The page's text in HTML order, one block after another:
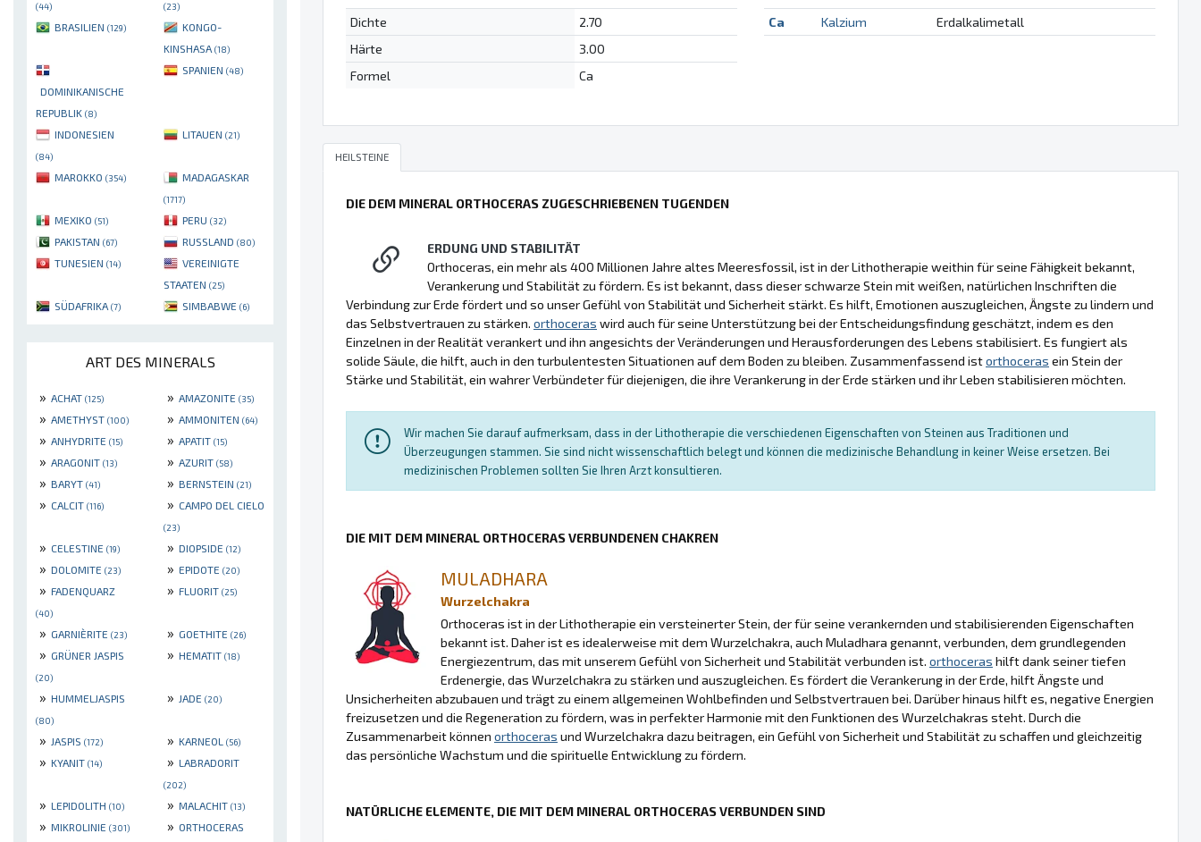
(44) (23)
BRASILIEN (129)
KONGO-
KINSHASA (18)
DOMINIKANISCHE
REPUBLIK (8)
SPANIEN (48)
INDONESIEN
(84)
LITAUEN (21)
MAROKKO (354) MADAGASKAR
(1717)
MEXIKO (51) PERU (32)
PAKISTAN (67) RUSSLAND (80)
TUNESIEN (14)
VEREINIGTE
STAATEN (25)
SÜDAFRIKA (7) SIMBABWE (6)
ART DES MINERALS
» ACHAT (125) » AMAZONITE (35)
» AMETHYST (100) » AMMONITEN (64)
» ANHYDRITE (15) » APATIT (15)
» ARAGONIT (13) » AZURIT (58)
» BARYT (41) » BERNSTEIN (21)
» CALCIT (116) » CAMPO DEL CIELO
(23)
» CELESTINE (19) » DIOPSIDE (12)
» DOLOMITE (23) » EPIDOTE (20)
» FADENQUARZ
(40)
» FLUORIT (25)
» GARNIÈRITE (23) » GOETHITE (26)
» GRÜNER JASPIS
(20)
» HEMATIT (18)
» HUMMELJASPIS
(80)
» JADE (20)
» JASPIS (172) » KARNEOL (56)
» KYANIT (14) » LABRADORIT
(202)
» LEPIDOLITH (10) » MALACHIT (13)
» MIKROLINIE (301) » ORTHOCERAS
Dichte
2.70
Härte
3.00
Formel
Ca
Ca Kalzium Erdalkalimetall
HEILSTEINE
DIE DEM MINERAL ORTHOCERAS ZUGESCHRIEBENEN TUGENDEN
ERDUNG UND STABILITÄT
Orthoceras, ein mehr als 400 Millionen Jahre altes Meeresfossil, ist in der Lithotherapie weithin für seine Fähigkeit bekannt,
Verankerung und Stabilität zu fördern. Es ist bekannt, dass dieser schwarze Stein mit weißen, natürlichen Inschriften die
Verbindung zur Erde fördert und so unser Gefühl von Stabilität und Sicherheit stärkt. Es hilft, Emotionen auszugleichen, Ängste zu lindern und
das Selbstvertrauen zu stärken. orthoceras wird auch für seine Unterstützung bei der Entscheidungsfindung geschätzt, indem es den
Einzelnen in der Realität verankert und ihn angesichts der Veränderungen und Herausforderungen des Lebens stabilisiert. Es fungiert als
solide Säule, die hilft, auch in den turbulentesten Situationen auf dem Boden zu bleiben. Zusammenfassend istorthoceras ein Stein der
Stärke und Stabilität, ein wahrer Verbündeter für diejenigen, die ihre Verankerung in der Erde stärken und ihr Leben stabilisieren möchten.
Wir machen Sie darauf aufmerksam, dass in der Lithotherapie die verschiedenen Eigenschaften von Steinen aus Traditionen und
Überzeugungen stammen. Sie sind nicht wissenschaftlich belegt und können die medizinische Behandlung in keiner Weise ersetzen. Bei
medizinischen Problemen sollten Sie Ihren Arzt konsultieren.
DIE MIT DEM MINERAL ORTHOCERAS VERBUNDENEN CHAKREN
MULADHARA
Wurzelchakra
Orthoceras ist in der Lithotherapie ein versteinerter Stein, der für seine verankernden und stabilisierenden Eigenschaften
bekannt ist. Daher ist es idealerweise mit dem Wurzelchakra, auch Muladhara genannt, verbunden, dem grundlegenden
Energiezentrum, das mit unserem Gefühl von Sicherheit und Stabilität verbunden ist. orthoceras hilft dank seiner tiefen
Erdenergie, das Wurzelchakra zu stärken und auszugleichen. Es fördert die Verankerung in der Erde, hilft Ängste und
Unsicherheiten abzubauen und trägt zu einem allgemeinen Wohlbefinden und Selbstvertrauen bei. Darüber hinaus hilft es, negative Energien
freizusetzen und die Regeneration zu fördern, was in perfekter Harmonie mit den Funktionen des Wurzelchakras steht. Durch die
Zusammenarbeit können orthoceras und Wurzelchakra dazu beitragen, ein Gefühl von Sicherheit und Stabilität zu schaffen und gleichzeitig
das persönliche Wachstum und die spirituelle Entwicklung zu fördern.
NATÜRLICHE ELEMENTE, DIE MIT DEM MINERAL ORTHOCERAS VERBUNDEN SIND